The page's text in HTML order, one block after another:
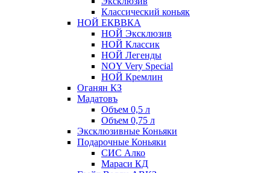
Классический коньяк
НОЙ ЕКВВКА
НОЙ Эксклюзив
НОЙ Классик
НОЙ Легенды
NOY Very Speсial
НОЙ Кремлин
Оганян КЗ
Мадатовъ
Объем 0,5 л
Объем 0,75 л
Эксклюзивные Коньяки
Подарочные Коньяки
СИС Алко
Мараси КД